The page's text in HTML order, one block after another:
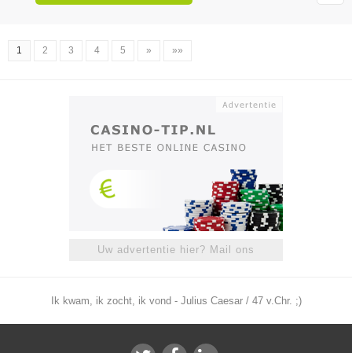
1 2 3 4 5 » »»
Uw advertentie hier? Mail ons
Ik kwam, ik zocht, ik vond - Julius Caesar / 47 v.Chr. ;)